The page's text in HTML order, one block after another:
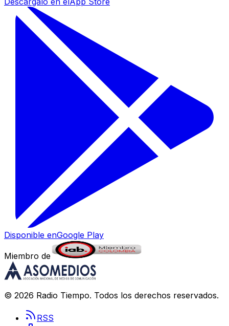
Disponible enGoogle Play
Miembro de
© 2026 Radio Tiempo. Todos los derechos reservados.
RSS